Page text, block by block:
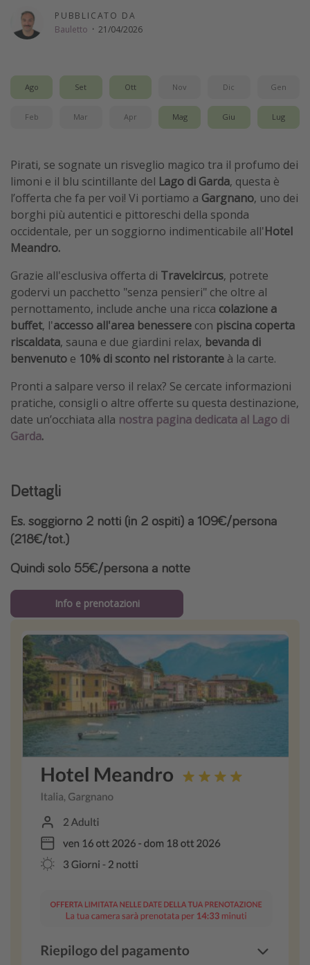
Vacanze di Pasqua 2026
Last minute capodanno
Vacanze al mare
Viaggi per single
Travel magazine
Calendario di viaggio
Festività del 2026
Città più visitate
PUBBLICATO DA
Bauletto · 21/04/2026
Ago Set Ott Nov Dic Gen
Feb Mar Apr Mag Giu Lug
Pirati, se sognate un risveglio magico tra il profumo dei
limoni e il blu scintillante del Lago di Garda, questa è
l’offerta che fa per voi! Vi portiamo a Gargnano, uno dei
borghi più autentici e pittoreschi della sponda
occidentale, per un soggiorno indimenticabile all'Hotel
Meandro.
Grazie all'esclusiva offerta di Travelcircus, potrete
godervi un pacchetto "senza pensieri" che oltre al
pernottamento, include anche una ricca colazione a
buffet, l'accesso all'area benessere con piscina coperta
riscaldata, sauna e due giardini relax, bevanda di
benvenuto e 10% di sconto nel ristorante à la carte.
Pronti a salpare verso il relax? Se cercate informazioni
pratiche, consigli o altre offerte su questa destinazione,
date un’occhiata alla nostra pagina dedicata al Lago di
Garda.
Dettagli
Es. soggiorno 2 notti (in 2 ospiti) a 109€/persona
(218€/tot.)
Quindi solo 55€/persona a notte
Info e prenotazioni